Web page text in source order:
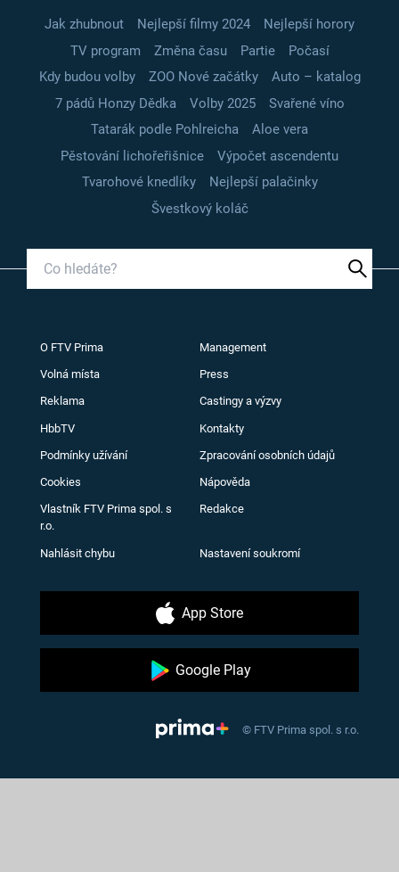
Jak zhubnout Nejlepší filmy 2024
Nejlepší horory
TV program
Změna času Partie
Počasí
Kdy budou volby
ZOO Nové začátky
Auto – katalog
7 pádů Honzy Dědka
Volby 2025
Svařené víno
Tatarák podle Pohlreicha
Aloe vera
Pěstování lichořeřišnice
Výpočet ascendentu
Tvarohové knedlíky
Nejlepší palačinky
Švestkový koláč
O FTV Prima Management
Volná místa Press
Reklama Castingy a výzvy
HbbTV Kontakty
Podmínky užívání Zpracování osobních údajů
Cookies Nápověda
Vlastník FTV Prima spol. s
r.o.
Redakce
Nahlásit chybu Nastavení soukromí
App Store
Google Play
© FTV Prima spol. s r.o.